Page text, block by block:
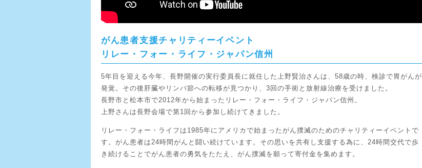
がん患者支援チャリティーイベント
リレー・フォー・ライフ・ジャパン信州
5年目を迎える今年、長野開催の実行委員長に就任した上野賢治さんは、58歳の時、検診で胃がんが
発覚。その後肝臓やリンパ節への転移が見つかり、3回の手術と放射線治療を受けました。
長野市と松本市で2012年から始まったリレー・フォー・ライフ・ジャパン信州。
上野さんは長野会場で第1回から参加し続けてきました。
リレー・フォー・ライフは1985年にアメリカで始まったがん撲滅のためのチャリティーイベントで
す。がん患者は24時間がんと闘い続けています。その思いを共有し支援する為に、24時間交代で歩
き続けることでがん患者の勇気をたたえ、がん撲滅を願って寄付金を集めます。